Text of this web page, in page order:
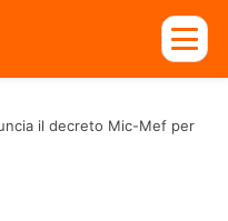
il decreto Mic-Mef per